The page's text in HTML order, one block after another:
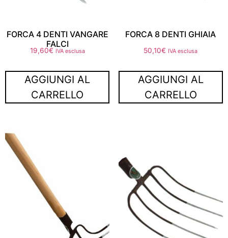
FORCA 4 DENTI VANGARE
FALCI
19,60€ IVA esclusa
AGGIUNGI AL
CARRELLO
FORCA 8 DENTI GHIAIA
50,10€ IVA esclusa
AGGIUNGI AL
CARRELLO